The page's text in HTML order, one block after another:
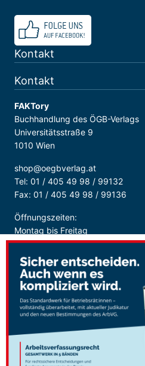
Kontakt
Kontakt
FAKTory
Buchhandlung des ÖGB-Verlags
Universitätsstraße 9
1010 Wien
shop@oegbverlag.at
Tel: 01 / 405 49 98 / 99132
Fax: 01 / 405 49 98 / 99136
Öffnungszeiten:
Montag bis Freitag
9:00 - 18:00 Uhr
durchgehend
Sicher Bezahlen: